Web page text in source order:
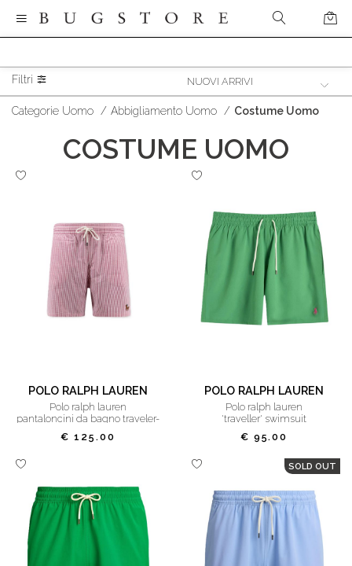
Filtri
Categorie Uomo / Abbigliamento Uomo / Costume Uomo
COSTUME UOMO
POLO RALPH LAUREN
polo ralph lauren
pantaloncini da bagno traveler-
€ 125.00
POLO RALPH LAUREN
polo ralph lauren
'traveller' swimsuit
€ 95.00
SOLD OUT